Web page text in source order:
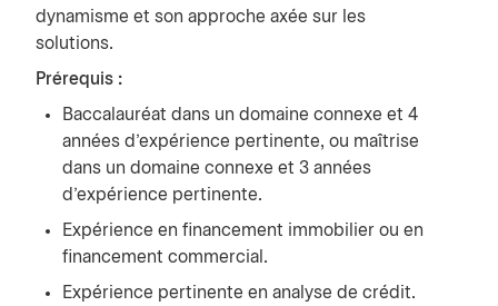
dynamisme et son approche axée sur les
solutions.
Prérequis :
Baccalauréat dans un domaine connexe et 4
années d’expérience pertinente, ou maîtrise
dans un domaine connexe et 3 années
d’expérience pertinente.
Expérience en financement immobilier ou en
financement commercial.
Expérience pertinente en analyse de crédit.